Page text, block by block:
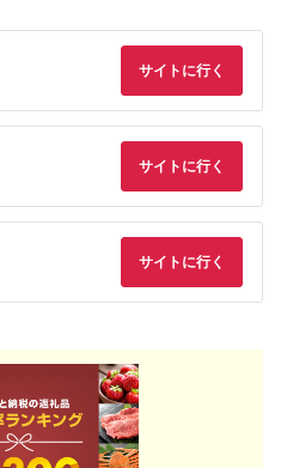
サイトに行く
サイトに行く
サイトに行く